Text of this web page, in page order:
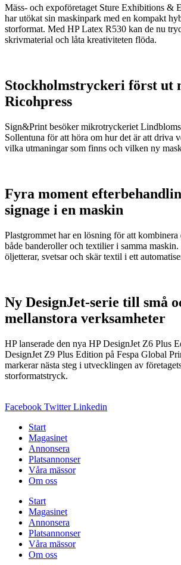
Mäss- och expoföretaget Sture Exhibitions &
har utökat sin maskinpark med en kompakt
storformat. Med HP Latex R530 kan de nu
skrivmaterial och låta kreativiteten flöda.
Stockholmstryckeri först ut
Ricohpress
Sign&Print besöker mikrotryckeriet
Sollentuna för att höra om hur det är att driva
vilka utmaningar som finns och vilken ny
Fyra moment
signage i en maskin
Plastgrommet har en lösning för att
både banderoller och textilier i samma
öljetterar, svetsar och skär textil i ett
Ny DesignJet-serie till små
mellanstora verksamheter
HP lanserade den nya HP DesignJet Z6 Plus
DesignJet Z9 Plus Edition på Fespa Global
markerar nästa steg i utvecklingen av
storformatstryck.
Facebook Twitter Linkedin
Start
Magasinet
Annonsera
Platsannonser
Våra mässor
Om oss
Start
Magasinet
Annonsera
Platsannonser
Våra mässor
Om oss